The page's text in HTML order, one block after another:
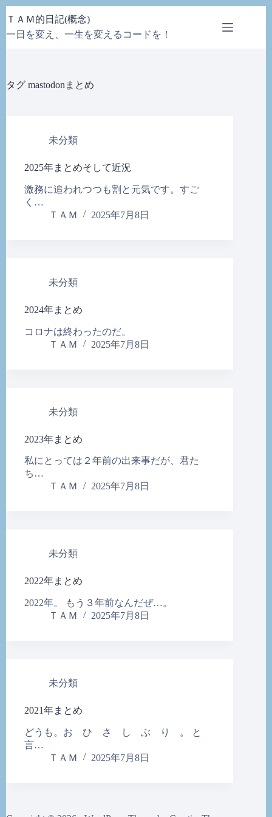
ン
テ
ス
ＴＡＭ的日記(概念)
一日を変え、一生を変えるコードを！
タグ mastodonまとめ
未分類
2025年まとめそして近況
激務に追われつつも割と元気です。すご
く…
ＴＡＭ
2025年7月8日
未分類
2024年まとめ
コロナは終わったのだ。
ＴＡＭ
2025年7月8日
未分類
2023年まとめ
私にとっては２年前の出来事だが、君た
ち…
ＴＡＭ
2025年7月8日
未分類
2022年まとめ
2022年。 もう３年前なんだぜ…。
ＴＡＭ
2025年7月8日
未分類
2021年まとめ
どうも。お ひ さ し ぶ り 。 と
言…
ＴＡＭ
2025年7月8日